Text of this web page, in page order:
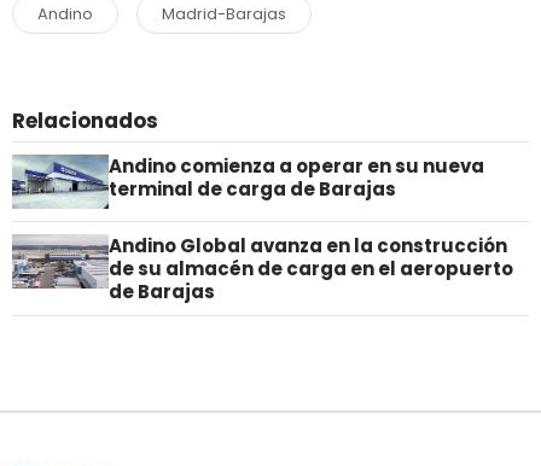
Andino Madrid-Barajas
Relacionados
Andino comienza a operar en su nueva
terminal de carga de Barajas
Andino Global avanza en la construcción
de su almacén de carga en el aeropuerto
de Barajas